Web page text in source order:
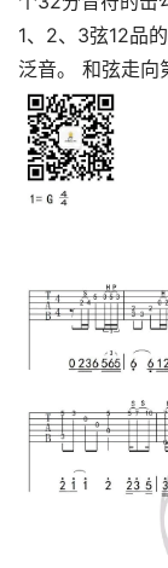
1、2、3弦12品
泛音。 和弦走向